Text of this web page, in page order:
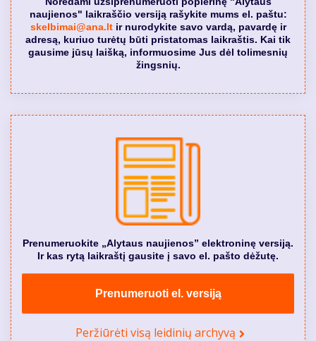
naujienos" laikraščio versiją rašykite mums el. paštu:
skelbimai@ana.ltir nurodykite savo vardą, pavardę ir
adresą, kuriuo turėtų būti pristatomas laikraštis. Kai tik
gausime jūsų laišką, informuosime Jus dėl tolimesnių
žingsnių.
Prenumeruokite „Alytaus naujienos” elektroninę versiją.
Ir kas rytą laikraštį gausite į savo el. pašto dėžutę.
Prenumeruoti el. versiją
Peržiūrėti visą leidinių archyvą